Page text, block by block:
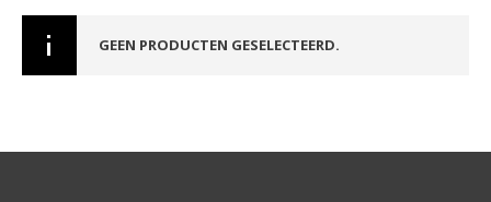
GEEN PRODUCTEN GESELECTEERD.